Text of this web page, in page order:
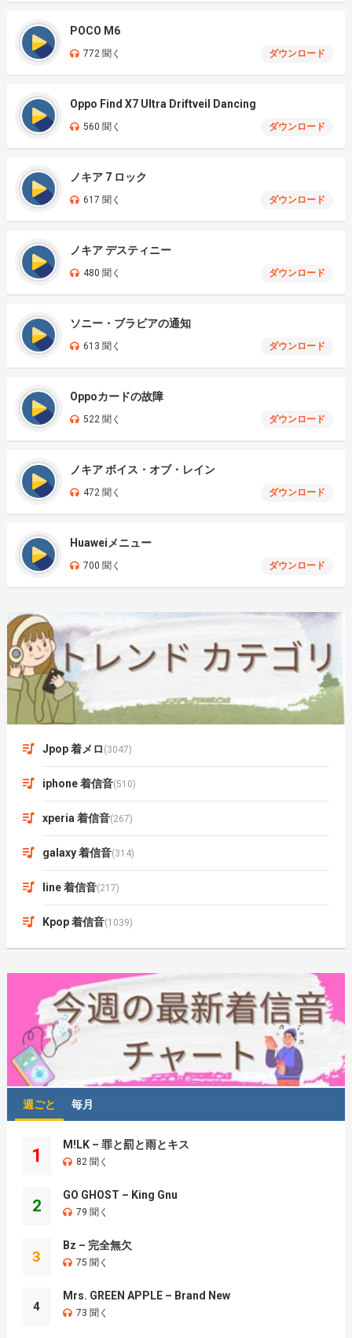
POCO M6
772 聞く ダウンロード
Oppo Find X7 Ultra Driftveil Dancing
560 聞く ダウンロード
ノキア 7 ロック
617 聞く ダウンロード
ノキア デスティニー
480 聞く ダウンロード
ソニー・ブラビアの通知
613 聞く ダウンロード
Oppoカードの故障
522 聞く ダウンロード
ノキア ボイス・オブ・レイン
472 聞く ダウンロード
Huaweiメニュー
700 聞く ダウンロード
Jpop 着メロ (3047)
iphone 着信音(510)
xperia 着信音(267)
galaxy 着信音(314)
line 着信音(217)
Kpop 着信音(1039)
週ごと 毎月
1
M!LK – 罪と罰と雨とキス
82 聞く
2
GO GHOST – King Gnu
79 聞く
3
Bz – 完全無欠
75 聞く
4
Mrs. GREEN APPLE – Brand New
73 聞く